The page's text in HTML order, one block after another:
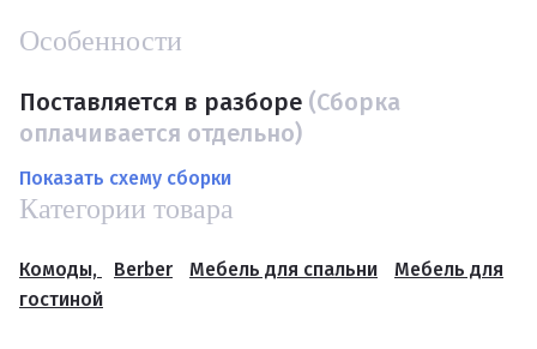
Особенности
Поставляется в разборе (Сборка
оплачивается отдельно)
Показать схему сборки
Категории товара
Комоды, Berber Мебель для спальни
Мебель для
гостиной